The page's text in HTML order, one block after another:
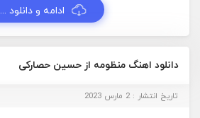
ادامه و دانلود ...
دانلود اهنگ منظومه از حسین حصارکی
تاریخ انتشار : 2 مارس 2023